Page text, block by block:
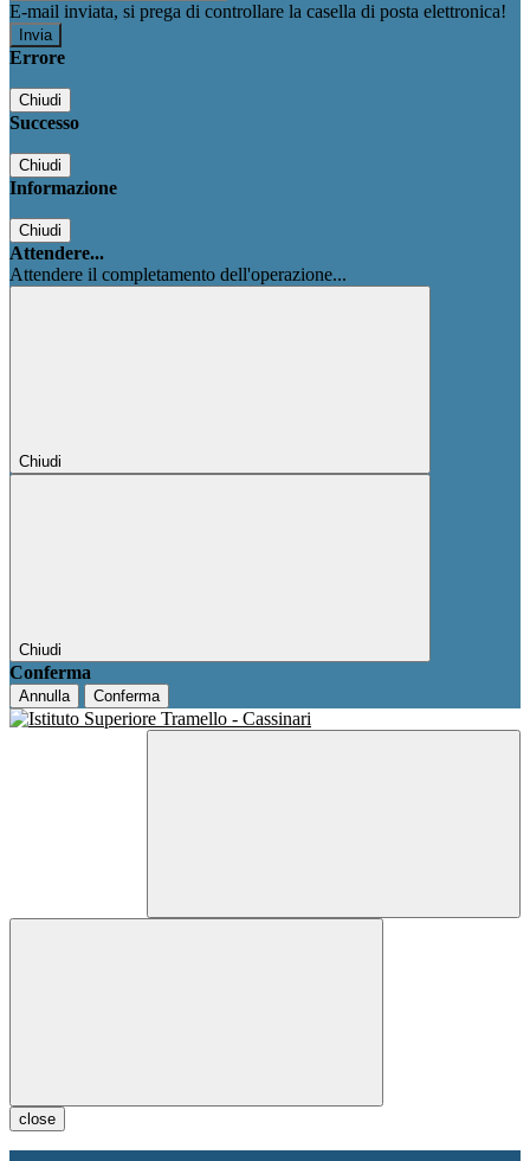
E-mail inviata, si prega di controllare la casella di posta elettronica!
Errore
Chiudi
Successo
Chiudi
Informazione
Chiudi
Attendere...
Attendere il completamento dell'operazione...
Chiudi
Chiudi
Conferma
Annulla Conferma
close